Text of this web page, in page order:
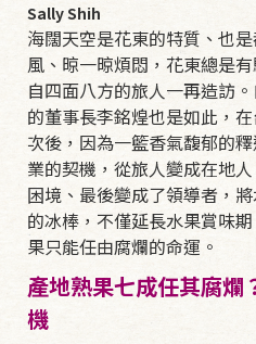
Sally Shih
海闊天空是花東的特質、也
風、晾一晾煩悶，花東總是
自四面八方的旅人一再造訪
的董事長李銘煌也是如此，
次後，因為一籃香氣馥郁的
業的契機，從旅人變成在地
困境、最後變成了領導者，
的冰棒，不僅延長水果賞味
果只能任由腐爛的命運。
產地熟果七成任其腐爛
機